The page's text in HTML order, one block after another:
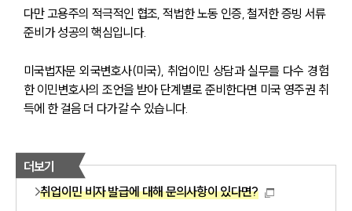
다만 고용주의 적극적인 협조, 적법한 노동 인증, 철저한 증빙 서류
준비가 성공의 핵심입니다.
미국법자문 외국변호사(미국), 취업이민 상담과 실무를 다수 경험
한 이민변호사의 조언을 받아 단계별로 준비한다면 미국 영주권 취
득에 한 걸음 더 다가갈 수 있습니다.
더보기
취업이민 비자 발급에 대해 문의사항이 있다면?